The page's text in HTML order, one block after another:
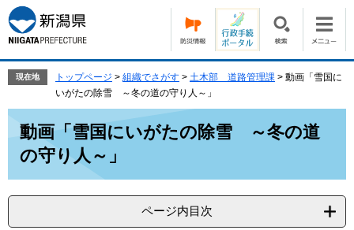
ー
ジ
の
で
す。
ニ
ュ
ー
ば
現在地 トップページ > 組織でさがす > 土木部 道路管理課 > 動画「雪国に
いがたの除雪 ～冬の道の守り人～」
動画「雪国にいがたの除雪 ～冬の道
の守り人～」
ページ内目次